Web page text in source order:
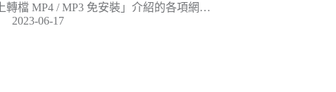
轉檔 MP4 / MP3 免安裝」介紹的各項網…
2023-06-17